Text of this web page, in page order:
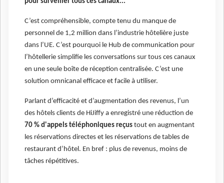
C’est compréhensible, compte tenu du manque de
personnel de 1,2 million dans l’industrie hôtelière juste
dans l’UE. C’est pourquoi le Hub de communication pour
l’hôtellerie simplifie les conversations sur tous ces canaux
en une seule boîte de réception centralisée. C’est une
solution omnicanal efficace et facile à utiliser.
Parlant d’efficacité et d’augmentation des revenus, l’un
des hôtels clients de HiJiffy a enregistré une réduction de
70 % d'appels téléphoniques reçus tout en augmentant
les réservations directes et les réservations de tables de
restaurant d’hôtel. En bref : plus de revenus, moins de
tâches répétitives.